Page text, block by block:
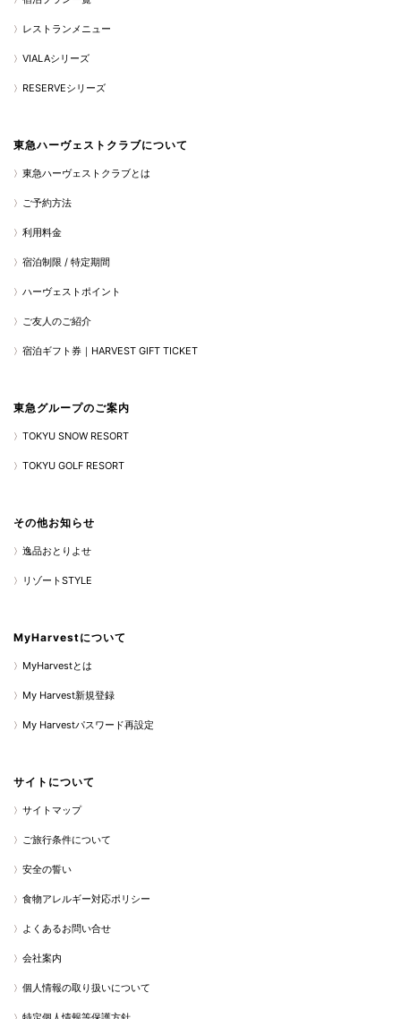
レストランメニュー
VIALAシリーズ
RESERVEシリーズ
東急ハーヴェストクラブについて
東急ハーヴェストクラブとは
ご予約方法
利用料金
宿泊制限 / 特定期間
ハーヴェストポイント
ご友人のご紹介
宿泊ギフト券｜HARVEST GIFT TICKET
東急グループのご案内
TOKYU SNOW RESORT
TOKYU GOLF RESORT
その他お知らせ
逸品おとりよせ
リゾートSTYLE
MyHarvestについて
MyHarvestとは
My Harvest新規登録
My Harvestパスワード再設定
サイトについて
サイトマップ
ご旅行条件について
安全の誓い
食物アレルギー対応ポリシー
よくあるお問い合せ
会社案内
個人情報の取り扱いについて